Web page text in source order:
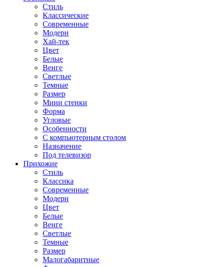
Стиль
Классические
Современные
Модерн
Хай-тек
Цвет
Белые
Венге
Светлые
Темные
Размер
Мини стенки
Форма
Угловые
Особенности
С компьютерным столом
Назначение
Под телевизор
Прихожие
Стиль
Классика
Современные
Модерн
Цвет
Белые
Венге
Светлые
Темные
Размер
Малогабаритные